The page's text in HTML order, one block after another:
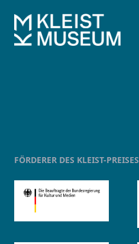
FÖRDERER DES KLEIST-PREISES